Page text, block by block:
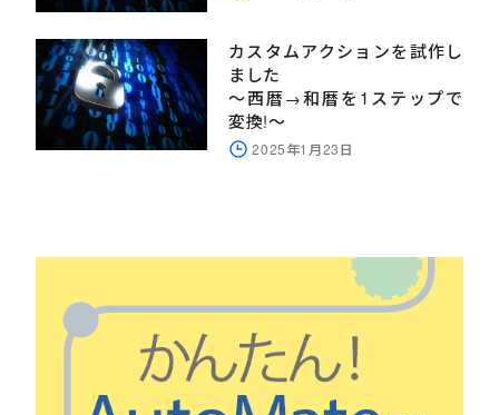
カスタムアクションを試作し
ました
～西暦→和暦を1ステップで
変換!～
2025年1月23日